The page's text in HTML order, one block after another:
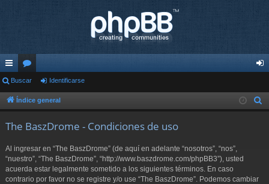
nl
ac
pi
do
or
os nti
Buscar Identificarse
Índice general
The BaszDrome - Condiciones de uso
Al ingresar en “The BaszDrome” (de aquí en adelante “nosotros”, “nos”,
“nuestro”, “The BaszDrome”, “http://www.baszdrome.com/phpBB3”), usted
acuerda estar legalmente sometido a los siguientes términos. En caso
contrario por favor no se registre y/o use “The BaszDrome”. Podemos cambiar